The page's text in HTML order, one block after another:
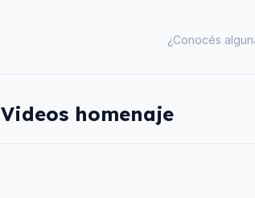
¿Conocés
Videos homenaje